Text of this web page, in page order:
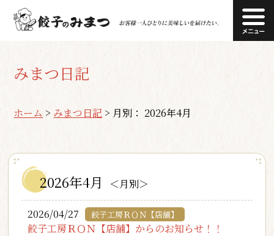
みまつ日記
ホーム > みまつ日記 > 月別： 2026年4月
2026年4月 ＜月別＞
2026/04/27 餃子工房ＲＯＮ【店舗】
餃子工房ＲＯＮ【店舗】からのお知らせ！！